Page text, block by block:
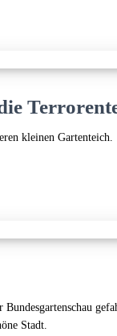
kleinen Gartenteich.
Stadt.